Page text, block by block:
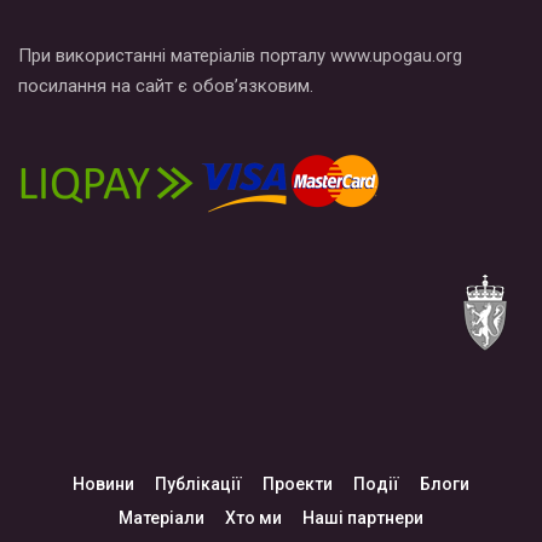
При використанні матеріалів порталу www.upogau.org
посилання на сайт є обов’язковим.
Новини Публікації Проекти Події
Блоги
Матеріали
Хто ми Наші партнери